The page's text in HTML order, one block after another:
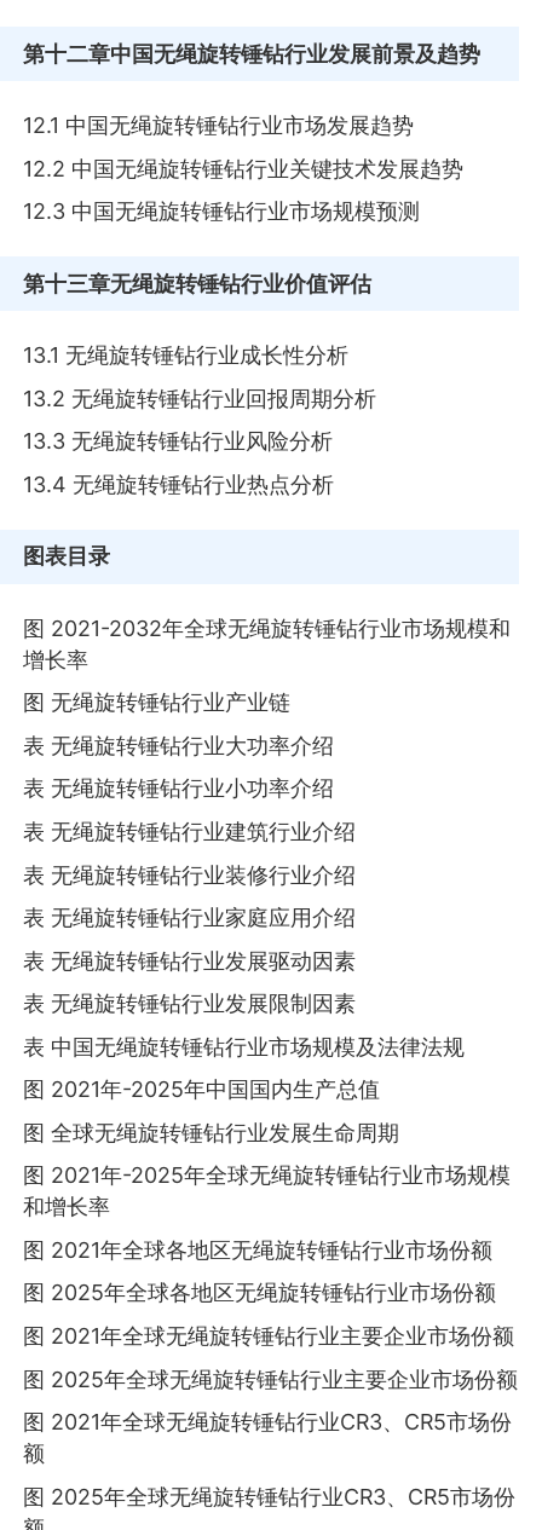
第十二章中国无绳旋转锤钻行业发展前景及趋势
12.1 中国无绳旋转锤钻行业市场发展趋势
12.2 中国无绳旋转锤钻行业关键技术发展趋势
12.3 中国无绳旋转锤钻行业市场规模预测
第十三章无绳旋转锤钻行业价值评估
13.1 无绳旋转锤钻行业成长性分析
13.2 无绳旋转锤钻行业回报周期分析
13.3 无绳旋转锤钻行业风险分析
13.4 无绳旋转锤钻行业热点分析
图表目录
图 2021-2032年全球无绳旋转锤钻行业市场规模和
增长率
图 无绳旋转锤钻行业产业链
表 无绳旋转锤钻行业大功率介绍
表 无绳旋转锤钻行业小功率介绍
表 无绳旋转锤钻行业建筑行业介绍
表 无绳旋转锤钻行业装修行业介绍
表 无绳旋转锤钻行业家庭应用介绍
表 无绳旋转锤钻行业发展驱动因素
表 无绳旋转锤钻行业发展限制因素
表 中国无绳旋转锤钻行业市场规模及法律法规
图 2021年-2025年中国国内生产总值
图 全球无绳旋转锤钻行业发展生命周期
图 2021年-2025年全球无绳旋转锤钻行业市场规模
和增长率
图 2021年全球各地区无绳旋转锤钻行业市场份额
图 2025年全球各地区无绳旋转锤钻行业市场份额
图 2021年全球无绳旋转锤钻行业主要企业市场份额
图 2025年全球无绳旋转锤钻行业主要企业市场份额
图 2021年全球无绳旋转锤钻行业CR3、CR5市场份
额
图 2025年全球无绳旋转锤钻行业CR3、CR5市场份